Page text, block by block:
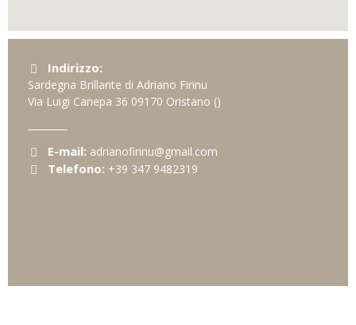
Indirizzo:
Sardegna Brillante di Adriano Firinu
Via Luigi Canepa 36 09170 Oristano ()
E-mail: adrianofirinu@gmail.com
Telefono: +39 347 9482319